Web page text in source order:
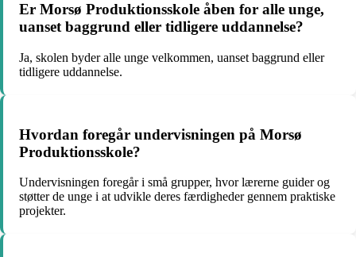
Er Morsø Produktionsskole åben for alle unge,
uanset baggrund eller tidligere uddannelse?
Ja, skolen byder alle unge velkommen, uanset baggrund eller
tidligere uddannelse.
Hvordan foregår undervisningen på Morsø
Produktionsskole?
Undervisningen foregår i små grupper, hvor lærerne guider og
støtter de unge i at udvikle deres færdigheder gennem praktiske
projekter.